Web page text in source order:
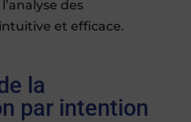
des
et efficace.
la
par intention